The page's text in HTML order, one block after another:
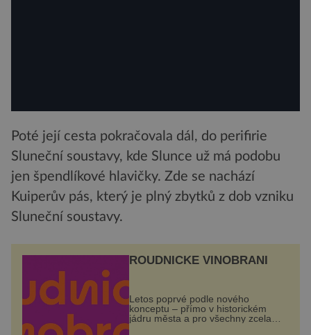
Poté její cesta pokračovala dál, do perifirie
Sluneční soustavy, kde Slunce už má podobu
jen špendlíkové hlavičky. Zde se nachází
Kuiperův pás, který je plný zbytků z dob vzniku
Sluneční soustavy.
ROUDNICKÉ VINOBRANÍ
Letos poprvé podle nového
konceptu – přímo v historickém
jádru města a pro všechny zcela
zdarma. Hlavní program se